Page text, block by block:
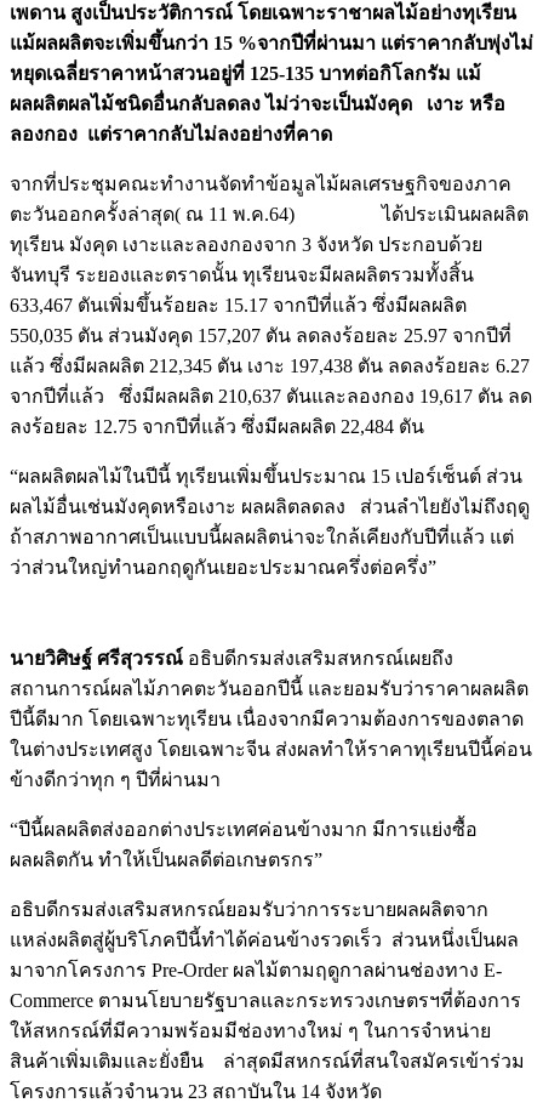
เพดาน สูงเป็นประวัติการณ์ โดยเฉพาะราชาผลไม้อย่างทุเรียน
แม้ผลผลิตจะเพิ่มขึ้นกว่า 15 %จากปีที่ผ่านมา แต่ราคากลับพุ่งไม่
หยุดเฉลี่ยราคาหน้าสวนอยู่ที่ 125-135 บาทต่อกิโลกรัม แม้
ผลผลิตผลไม้ชนิดอื่นกลับลดลง ไม่ว่าจะเป็นมังคุด เงาะ หรือ
ลองกอง แต่ราคากลับไม่ลงอย่างที่คาด
จากที่ประชุมคณะทำงานจัดทำข้อมูลไม้ผลเศรษฐกิจของภาค
ตะวันออกครั้งล่าสุด( ณ 11 พ.ค.64) ได้ประเมินผลผลิต
ทุเรียน มังคุด เงาะและลองกองจาก 3 จังหวัด ประกอบด้วย
จันทบุรี ระยองและตราดนั้น ทุเรียนจะมีผลผลิตรวมทั้งสิ้น
633,467 ตันเพิ่มขึ้นร้อยละ 15.17 จากปีที่แล้ว ซึ่งมีผลผลิต
550,035 ตัน ส่วนมังคุด 157,207 ตัน ลดลงร้อยละ 25.97 จากปีที่
แล้ว ซึ่งมีผลผลิต 212,345 ตัน เงาะ 197,438 ตัน ลดลงร้อยละ 6.27
จากปีที่แล้ว ซึ่งมีผลผลิต 210,637 ตันและลองกอง 19,617 ตัน ลด
ลงร้อยละ 12.75 จากปีที่แล้ว ซึ่งมีผลผลิต 22,484 ตัน
“ผลผลิตผลไม้ในปีนี้ ทุเรียนเพิ่มขึ้นประมาณ 15 เปอร์เซ็นต์ ส่วน
ผลไม้อื่นเช่นมังคุดหรือเงาะ ผลผลิตลดลง ส่วนลำไยยังไม่ถึงฤดู
ถ้าสภาพอากาศเป็นแบบนี้ผลผลิตน่าจะใกล้เคียงกับปีที่แล้ว แต่
ว่าส่วนใหญ่ทำนอกฤดูกันเยอะประมาณครึ่งต่อครึ่ง”
นายวิศิษฐ์ ศรีสุวรรณ์ อธิบดีกรมส่งเสริมสหกรณ์เผยถึง
สถานการณ์ผลไม้ภาคตะวันออกปีนี้ และยอมรับว่าราคาผลผลิต
ปีนี้ดีมาก โดยเฉพาะทุเรียน เนื่องจากมีความต้องการของตลาด
ในต่างประเทศสูง โดยเฉพาะจีน ส่งผลทำให้ราคาทุเรียนปีนี้ค่อน
ข้างดีกว่าทุก ๆ ปีที่ผ่านมา
“ปีนี้ผลผลิตส่งออกต่างประเทศค่อนข้างมาก มีการแย่งซื้อ
ผลผลิตกัน ทำให้เป็นผลดีต่อเกษตรกร”
อธิบดีกรมส่งเสริมสหกรณ์ยอมรับว่าการระบายผลผลิตจาก
แหล่งผลิตสู่ผู้บริโภคปีนี้ทำได้ค่อนข้างรวดเร็ว ส่วนหนึ่งเป็นผล
มาจากโครงการ Pre-Order ผลไม้ตามฤดูกาลผ่านช่องทาง E-
Commerce ตามนโยบายรัฐบาลและกระทรวงเกษตรฯที่ต้องการ
ให้สหกรณ์ที่มีความพร้อมมีช่องทางใหม่ ๆ ในการจำหน่าย
สินค้าเพิ่มเติมและยั่งยืน ล่าสุดมีสหกรณ์ที่สนใจสมัครเข้าร่วม
โครงการแล้วจำนวน 23 สถาบันใน 14 จังหวัด